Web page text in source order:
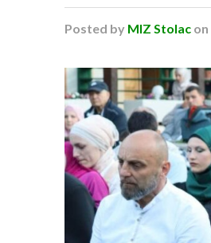
Posted by MIZ Stolac on